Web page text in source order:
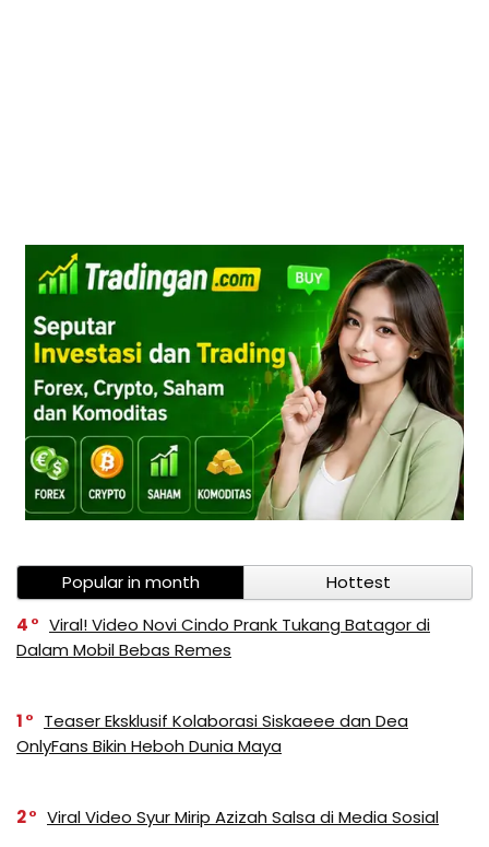
Popular in month
Hottest
4
Viral! Video Novi Cindo Prank Tukang Batagor di
Dalam Mobil Bebas Remes
1
Teaser Eksklusif Kolaborasi Siskaeee dan Dea
OnlyFans Bikin Heboh Dunia Maya
2 Viral Video Syur Mirip Azizah Salsa di Media Sosial